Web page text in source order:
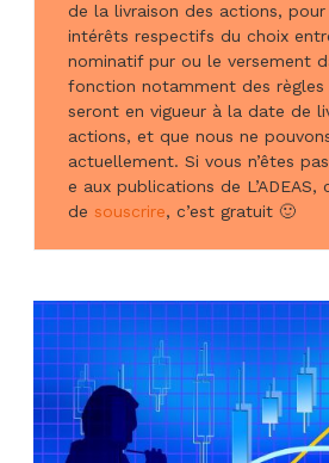
de la livraison des actions, pour
intérêts respectifs du choix
nominatif pur ou le versement
fonction notamment des règles
seront en vigueur à la date de
actions, et que nous ne
actuellement. Si vous n’êtes
e aux publications de L’ADEAS,
de souscrire, c’est gratuit 🙂